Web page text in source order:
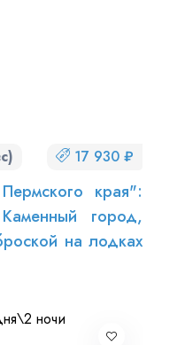
17 930 ₽
края":
город,
на лодках